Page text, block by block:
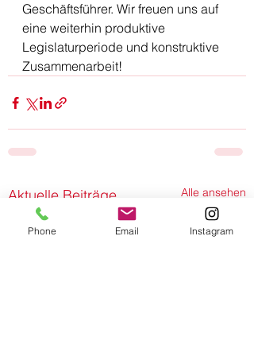
Geschäftsführer. Wir freuen uns auf
eine weiterhin produktive
Legislaturperiode und konstruktive
Zusammenarbeit!
Aktuelle Beiträge Alle ansehen
Phone Email Instagram